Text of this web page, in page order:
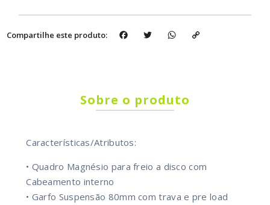
Compartilhe este produto: FacebookTwitter WhatsApp
Sobre o produto
Características/Atributos:
• Quadro Magnésio para freio a disco com
Cabeamento interno
• Garfo Suspensão 80mm com trava e pre load